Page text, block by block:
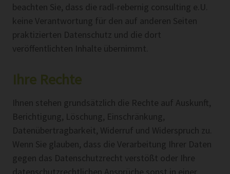
beachten Sie, dass die radl-rebernig consulting e.U.
keine Verantwortung für den auf anderen Seiten
praktizierten Datenschutz und die dort
veröffentlichten Inhalte übernimmt.
Ihre Rechte
Ihnen stehen grundsätzlich die Rechte auf Auskunft,
Berichtigung, Löschung, Einschränkung,
Datenübertragbarkeit, Widerruf und Widerspruch zu.
Wenn Sie glauben, dass die Verarbeitung Ihrer Daten
gegen das Datenschutzrecht verstößt oder Ihre
datenschutzrechtlichen Ansprüche sonst in einer